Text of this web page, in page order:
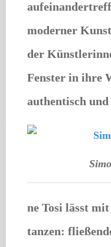
moderner
der
Fenster in ihre
authentisch
ne Tosi lässt
tanzen: